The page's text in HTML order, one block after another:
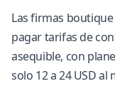
Las firmas
pagar tarifas de
asequible, con
solo 12 a 24 USD